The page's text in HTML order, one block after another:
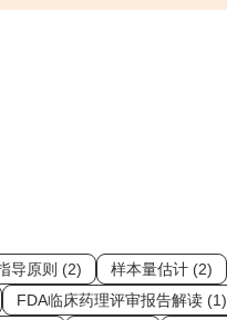
导原则 (2) 样本量估计 (2)
FDA临床药理评审报告解读 (1)